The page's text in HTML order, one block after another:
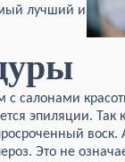
лучший и
салонами
эпиляции.
воск.
Это не